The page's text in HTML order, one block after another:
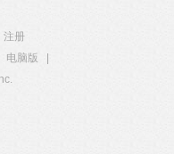
注册
电脑版